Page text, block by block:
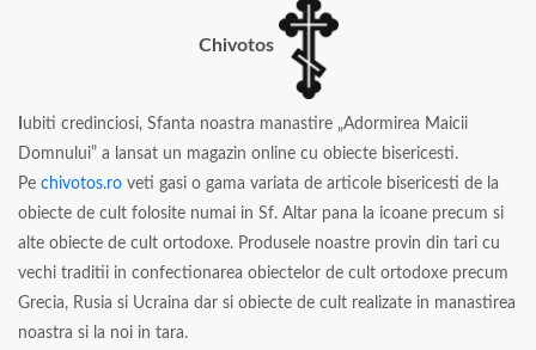
Chivotos
ubiti credinciosi, Sfanta noastra manastire „Adormirea Maicii
Domnului” a lansat un magazin online cu obiecte bisericesti.
Pe chivotos.ro veti gasi o gama variata de articole bisericesti de la
obiecte de cult folosite numai in Sf. Altar pana la icoane precum si
alte obiecte de cult ortodoxe. Produsele noastre provin din tari cu
vechi traditii in confectionarea obiectelor de cult ortodoxe precum
Grecia, Rusia si Ucraina dar si obiecte de cult realizate in manastirea
noastra si la noi in tara.